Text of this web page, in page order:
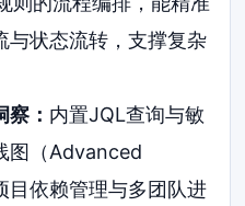
与状态流转，支撑复杂
： 内置JQL查询与敏
图（Advanced
目依赖管理与多团队进